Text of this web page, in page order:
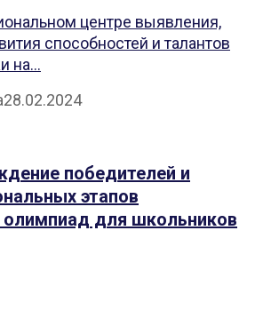
центре выявления,
способностей и талантов
на...
28.02.2024
победителей и
этапов
олимпиад для школьников